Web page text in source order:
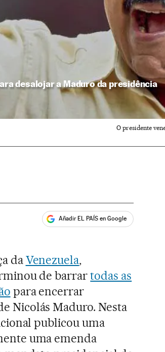
desalojar a Maduro da presidência
O presidente
Añadir EL PAÍS en Google
daVenezuela,
de barrartodas as
para encerrar
Nicolás Maduro. Nesta
publicou uma
uma emenda